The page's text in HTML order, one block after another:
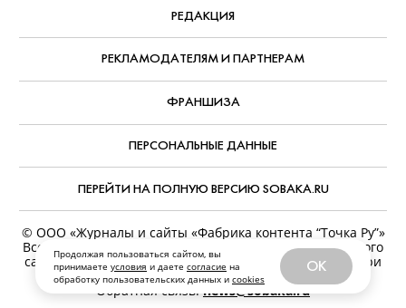
Продолжая пользоваться сайтом, вы
принимаете условия и даете согласие на
обработку пользовательских данных и cookies
OK
РЕДАКЦИЯ
РЕКЛАМОДАТЕЛЯМ И ПАРТНЕРАМ
ФРАНШИЗА
ПЕРСОНАЛЬНЫЕ ДАННЫЕ
ПЕРЕЙТИ НА ПОЛНУЮ ВЕРСИЮ SOBAKA.RU
© ООО «Журналы и сайты «Фабрика контента “Точка Ру”»
Все права защищены. Перепечатка материалов данного
сайта возможна только с письменного разрешения. При
цитировании ссылка на www.sobaka.ru обязательна.
Обратная связь:news@sobaka.ru